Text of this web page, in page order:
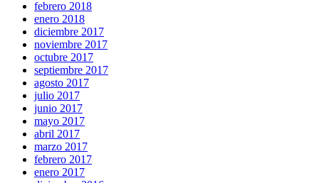
febrero 2018
enero 2018
diciembre 2017
noviembre 2017
octubre 2017
septiembre 2017
agosto 2017
julio 2017
junio 2017
mayo 2017
abril 2017
marzo 2017
febrero 2017
enero 2017